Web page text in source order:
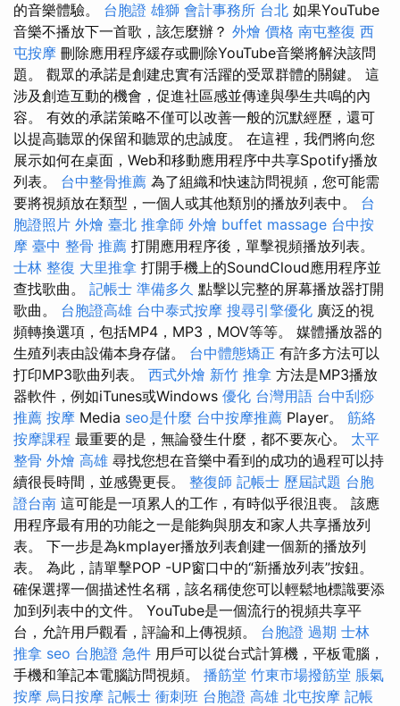
的音樂體驗。 台胞證 雄獅 會計事務所 台北 如果YouTube
音樂不播放下一首歌，該怎麼辦？ 外燴 價格 南屯整復 西
屯按摩 刪除應用程序緩存或刪除YouTube音樂將解決該問
題。 觀眾的承諾是創建忠實有活躍的受眾群體的關鍵。 這
涉及創造互動的機會，促進社區感並傳達與學生共鳴的內
容。 有效的承諾策略不僅可以改善一般的沉默經歷，還可
以提高聽眾的保留和聽眾的忠誠度。 在這裡，我們將向您
展示如何在桌面，Web和移動應用程序中共享Spotify播放
列表。 台中整骨推薦 為了組織和快速訪問視頻，您可能需
要將視頻放在類型，一個人或其他類別的播放列表中。 台
胞證照片 外燴 臺北 推拿師 外燴 buffet massage 台中按
摩 臺中 整骨 推薦 打開應用程序後，單擊視頻播放列表。
士林 整復 大里推拿 打開手機上的SoundCloud應用程序並
查找歌曲。 記帳士 準備多久 點擊以完整的屏幕播放器打開
歌曲。 台胞證高雄 台中泰式按摩 搜尋引擎優化 廣泛的視
頻轉換選項，包括MP4，MP3，MOV等等。 媒體播放器的
生殖列表由設備本身存儲。 台中體態矯正 有許多方法可以
打印MP3歌曲列表。 西式外燴 新竹 推拿 方法是MP3播放
器軟件，例如iTunes或Windows 優化 台灣用語 台中刮痧
推薦 按摩 Media seo是什麼 台中按摩推薦 Player。 筋絡
按摩課程 最重要的是，無論發生什麼，都不要灰心。 太平
整骨 外燴 高雄 尋找您想在音樂中看到的成功的過程可以持
續很長時間，並感覺更長。 整復師 記帳士 歷屆試題 台胞
證台南 這可能是一項累人的工作，有時似乎很沮喪。 該應
用程序最有用的功能之一是能夠與朋友和家人共享播放列
表。 下一步是為kmplayer播放列表創建一個新的播放列
表。 為此，請單擊POP -UP窗口中的“新播放列表”按鈕。
確保選擇一個描述性名稱，該名稱使您可以輕鬆地標識要添
加到列表中的文件。 YouTube是一個流行的視頻共享平
台，允許用戶觀看，評論和上傳視頻。 台胞證 過期 士林
推拿 seo 台胞證 急件 用戶可以從台式計算機，平板電腦，
手機和筆記本電腦訪問視頻。 播筋堂 竹東市場撥筋堂 脹氣
按摩 烏日按摩 記帳士 衝刺班 台胞證 高雄 北屯按摩 記帳